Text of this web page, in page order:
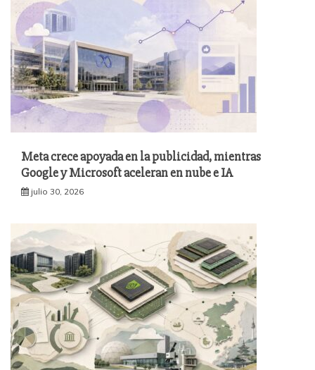
Meta crece apoyada en la publicidad, mientras
Google y Microsoft aceleran en nube e IA
julio 30, 2026